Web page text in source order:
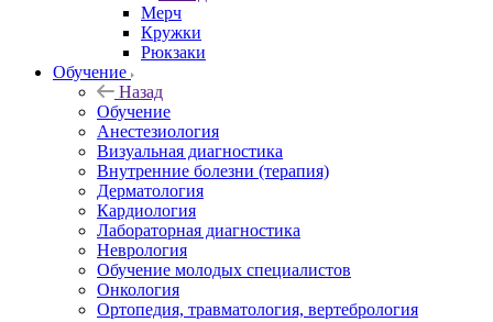
Мерч
Кружки
Рюкзаки
Обучение
Назад
Обучение
Анестезиология
Визуальная диагностика
Внутренние болезни (терапия)
Дерматология
Кардиология
Лабораторная диагностика
Неврология
Обучение молодых специалистов
Онкология
Ортопедия, травматология, вертебрология